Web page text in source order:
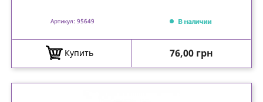
Артикул: 95649 В наличии
Купить Цена
76,00 грн